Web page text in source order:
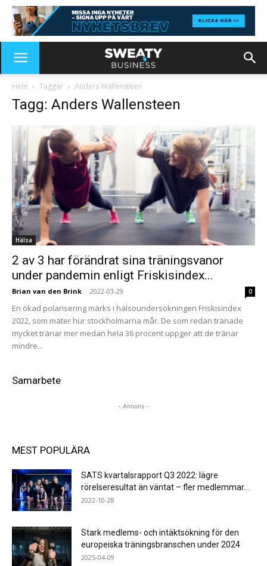
Hem Taggar Anders Wallensteen
Tagg: Anders Wallensteen
Hälsa
2 av 3 har förändrat sina träningsvanor
under pandemin enligt Friskisindex...
Brian van den Brink - 2022-03-29 0
En ökad polarisering märks i hälsoundersökningen Friskisindex
2022, som mäter hur stockholmarna mår. De som redan tränade
mycket tränar mer medan hela 36 procent uppger att de tränar
mindre...
Samarbete
- Annons -
MEST POPULÄRA
SATS kvartalsrapport Q3 2022: lägre
rörelseresultat än väntat – fler medlemmar...
2022-10-28
Stark medlems- och intäktsökning för den
europeiska träningsbranschen under 2024
2025-04-09